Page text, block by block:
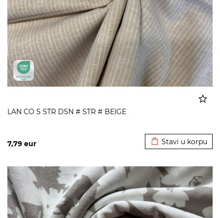
LAN CO S STR DSN # STR # BEIGE
7,79 eur Stavi u korpu